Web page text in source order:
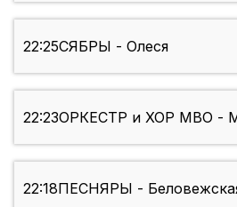
22:25СЯБРЫ - Олеся
22:23ОРКЕСТР и ХОР МВО -
22:18ПЕСНЯРЫ -